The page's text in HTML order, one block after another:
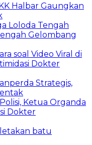
Halbar Gaungkan
Loloda Tengah
Gelombang
soal Video Viral di
Dokter
Strategis,
Ketua Organda
Dokter
batu